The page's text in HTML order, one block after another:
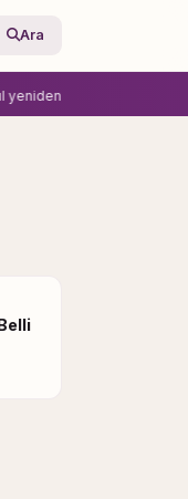
Ara
Ay Yapım’la anlaştı.